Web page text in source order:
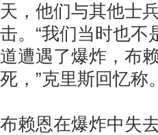
天，他们与其他士
击。“我们当时也
道遭遇了爆炸，布
死，”克里斯回忆称。
布赖恩在爆炸中失